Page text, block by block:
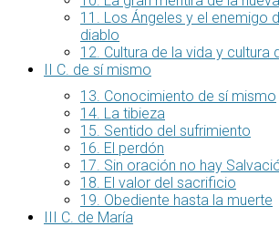
11. Los Ángeles y el enemigo
diablo
12. Cultura de la vida y cultura
II C. de sí mismo
13. Conocimiento de sí mismo
14. La tibieza
15. Sentido del sufrimiento
16. El perdón
17. Sin oración no hay
18. El valor del sacrificio
19. Obediente hasta la muerte
III C. de María